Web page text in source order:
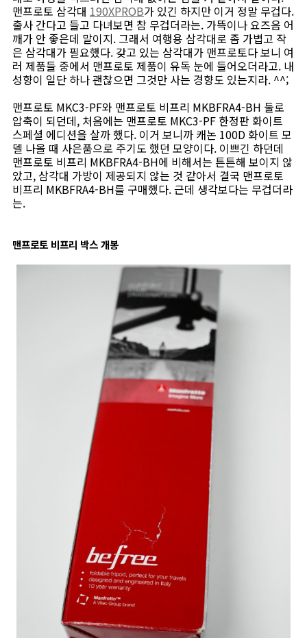
맨프로토 삼각대 190XPROB가 있긴 하지만 이거 정말 무겁다.
출사 간다고 들고 다녀보면 참 무겁더라는. 가뜩이나 요즈음 어
깨가 안 좋은데 말이지. 그래서 여행용 삼각대로 좀 가볍고 작
은 삼각대가 필요했다. 갖고 있는 삼각대가 맨프로토다 보니 여
러 제품들 중에서 맨프로토 제품이 유독 눈에 들어오더라고. 내
성향이 일단 하나 괜찮으면 그것만 사는 경향도 있는지라. ^^;
맨프로토 MKC3-PF와 맨프로토 비프리 MKBFRA4-BH 둘로
압축이 되던데, 처음에는 맨프로토 MKC3-PF 한정판 화이트
스페셜 에디션을 살까 했다. 이거 보니까 캐논 100D 화이트 모
델 나올 때 사은품으로 주기도 했던 모양이다. 이쁘긴 하던데
맨프로토 비프리 MKBFRA4-BH에 비해서는 튼튼해 보이지 않
았고, 삼각대 가방이 제공되지 않는 것 같아서 결국 맨프로토
비프리 MKBFRA4-BH를 구매했다. 근데 생각보다는 무겁더라
는.
맨프로토 비프리 박스 개봉